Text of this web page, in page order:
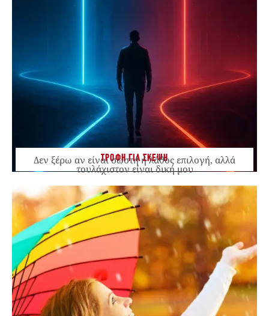
ΤΡΟΦΗ ΓΙΑ ΣΚΕΨΗ
Δεν ξέρω αν είναι σωστή ή λάθος επιλογή, αλλά
τουλάχιστον είναι δική μου